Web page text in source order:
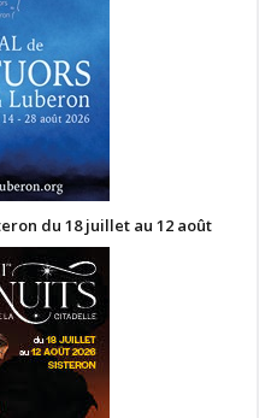
du 18 juillet au 12 août